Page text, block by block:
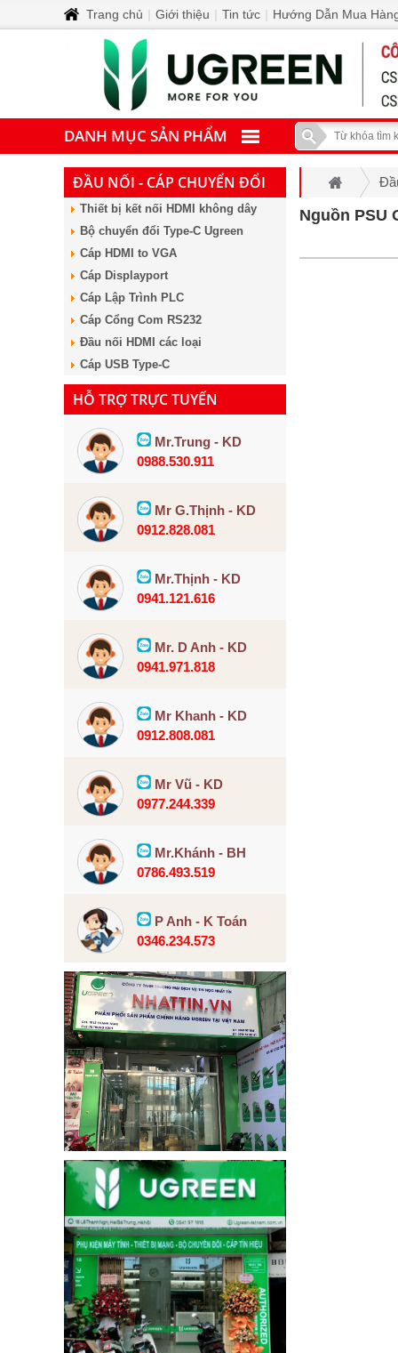
DANH MỤC SẢN PHẨM
ĐẦU NỐI - CÁP CHUYỂN ĐỔI
Thiết bị kết nối HDMI không dây
Bộ chuyển đổi Type-C Ugreen
Cáp HDMI to VGA
Cáp Displayport
Cáp Lập Trình PLC
Cáp Cổng Com RS232
Đầu nối HDMI các loại
Cáp USB Type-C
HỖ TRỢ TRỰC TUYẾN
Mr.Trung - KD
0988.530.911
Mr G.Thịnh - KD
0912.828.081
Mr.Thịnh - KD
0941.121.616
Mr. D Anh - KD
0941.971.818
Mr Khanh - KD
0912.808.081
Mr Vũ - KD
0977.244.339
Mr.Khánh - BH
0786.493.519
P Anh - K Toán
0346.234.573
Nguồn PSU
Trang chủ Giới thiệu Tin tức Hướng Dẫn Mua